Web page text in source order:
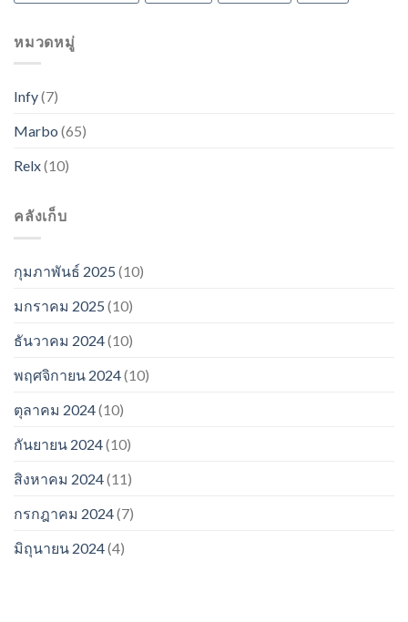
หมวดหมู่
Infy(7)
Marbo (65)
Relx(10)
คลังเก็บ
กุมภาพันธ์ 2025 (10)
มกราคม 2025 (10)
ธันวาคม 2024(10)
พฤศจิกายน 2024(10)
ตุลาคม 2024(10)
กันยายน 2024(10)
สิงหาคม 2024(11)
กรกฎาคม 2024(7)
มิถุนายน 2024(4)